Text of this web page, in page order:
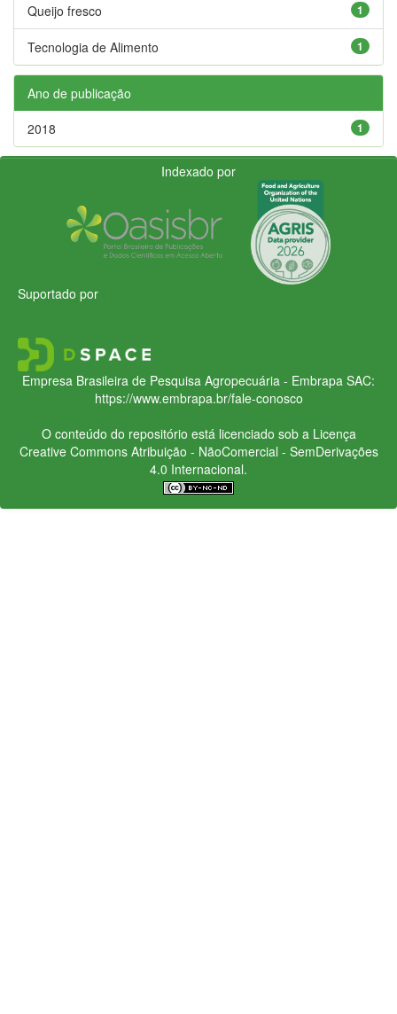
1
Queijo fresco
1
Tecnologia de Alimento
Ano de publicação
1
2018
Indexado por
Suportado por
Empresa Brasileira de Pesquisa Agropecuária - Embrapa SAC:
https://www.embrapa.br/fale-conosco
O conteúdo do repositório está licenciado sob a Licença
Creative CommonsAtribuição - NãoComercial - SemDerivações
4.0 Internacional.